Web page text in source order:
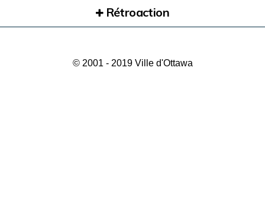
Rétroaction
© 2001 - 2019 Ville d'Ottawa